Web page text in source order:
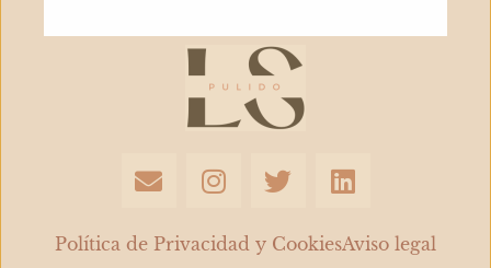
E
n
e
I
n
t
T
w
t
L
i
k
Política de Privacidad y CookiesAviso legal